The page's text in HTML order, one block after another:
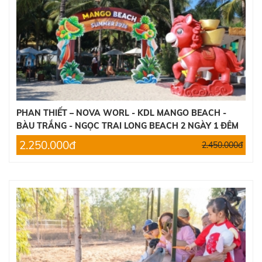
TOUR HÀN QUỐC 4 NGÀY 4 ĐÊM
15.000.000đ
17.000.000đ
TOUR CAMPUCHIA 4 NGÀY 4 ĐÊM
TOUR HÀN QUỐC
14.000.000đ
TOUR ĐÀ LẠT 3 NGÀY 2 ĐÊM
Liên hệ
TOUR CÁT BI - QUẢNG NINH - NINH BÌNH
PHAN THIẾT – NOVA WORL - KDL MANGO BEACH -
BÀU TRẮNG - NGỌC TRAI LONG BEACH 2 NGÀY 1 ĐÊM
2.250.000đ 2.450.000đ